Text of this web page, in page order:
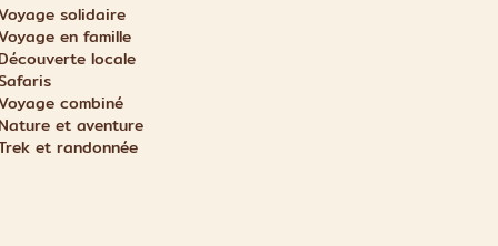
solidaire
en famille
locale
combiné
et aventure
et randonnée